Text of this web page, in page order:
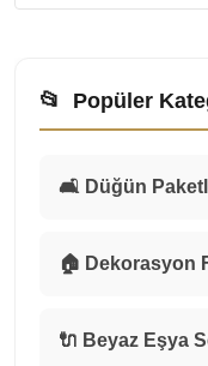
📂 Popüler
🛋️ Düğün
🏠 Dekorasyon
🔌 Beyaz Eşya